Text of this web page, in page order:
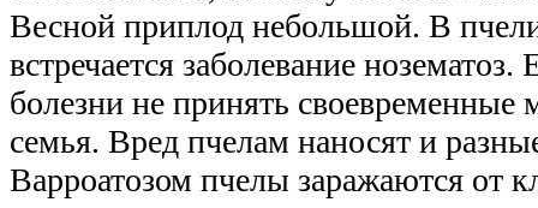
Весной приплод небольшой. В
встречается заболевание
болезни не принять своевременные
семья. Вред пчелам наносят и
Варроатозом пчелы заражаются от